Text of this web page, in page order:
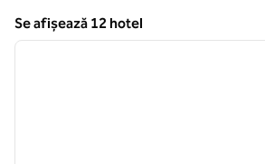
Se afișează 12 hotel
Se afișează 12 hotel
1 din 12